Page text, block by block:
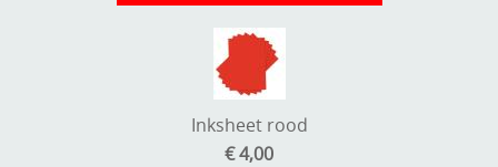
Inksheet rood
€ 4,00